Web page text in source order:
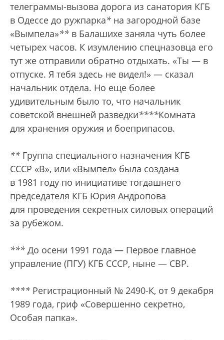
телеграммы-вызова дорога из санатория КГБ
в Одессе до ружпарка* на загородной базе
«Вымпела»** в Балашихе заняла чуть более
четырех часов. К изумлению спецназовца его
тут же отправили обратно отдыхать. «Ты — в
отпуске. Я тебя здесь не видел!» — сказал
начальник отдела. Но еще более
удивительным было то, что начальник
советской внешней разведки****Комната
для хранения оружия и боеприпасов.
** Группа специального назначения КГБ
СССР «В», или «Вымпел» была создана
в 1981 году по инициативе тогдашнего
председателя КГБ Юрия Андропова
для проведения секретных силовых операций
за рубежом.
*** До осени 1991 года — Первое главное
управление (ПГУ) КГБ СССР, ныне — СВР.
**** Регистрационный № 2490-К, от 9 декабря
1989 года, гриф «Совершенно секретно,
Особая папка».